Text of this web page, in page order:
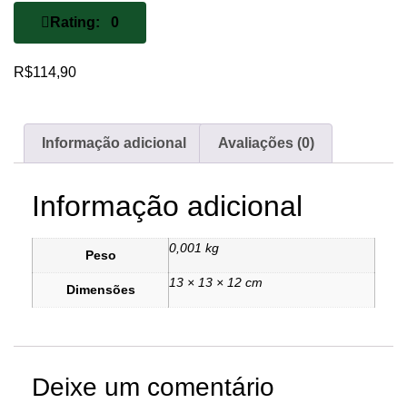
Rating: 0
R$114,90
Informação adicional Avaliações (0)
Informação adicional
Peso 0,001 kg
Dimensões 13 × 13 × 12 cm
Deixe um comentário